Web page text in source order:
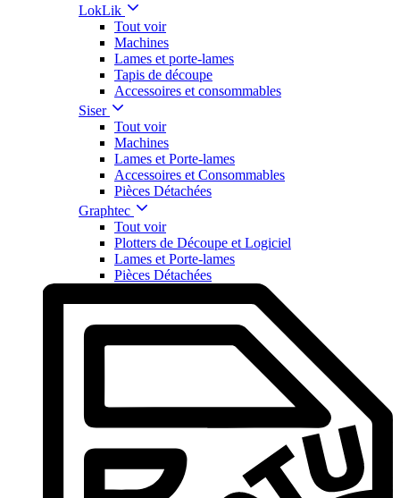
LokLik
Tout voir
Machines
Lames et porte-lames
Tapis de découpe
Accessoires et consommables
Siser
Tout voir
Machines
Lames et Porte-lames
Accessoires et Consommables
Pièces Détachées
Graphtec
Tout voir
Plotters de Découpe et Logiciel
Lames et Porte-lames
Pièces Détachées